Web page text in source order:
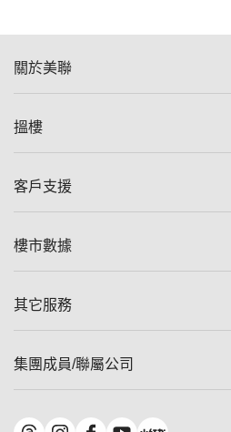
關於美聯
美聯集團
人才招募
搵樓
一手新盤
減價
美聯豪宅
獨家樓盤
租盤
客戶支援
自助放盤
查詢熱線
按揭計算機
負擔能力計算機
轉按計算機
樓市數據
樓價指數
歷史成交
屋苑成交排行榜
其它服務
屋苑專頁
集團成員/聯屬公司
美聯物業